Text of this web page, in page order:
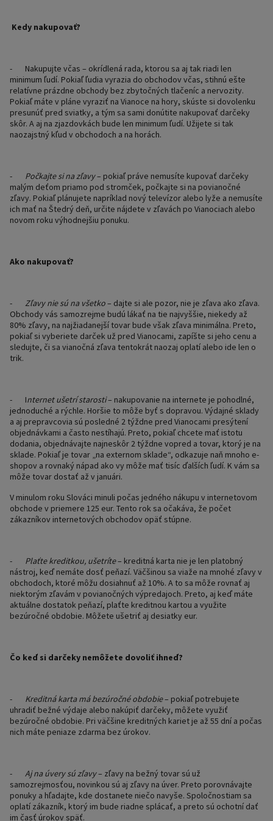
Kedy nakupovať?
-
Nakupujte včas – okrídlená rada, ktorou sa aj tak riadi len
minimum ľudí. Pokiaľ ľudia vyrazia do obchodov včas, stihnú ešte
relatívne prázdne obchody bez zbytočných tlačeníc a nervozity.
Pokiaľ máte v pláne vyraziť na Vianoce na hory, skúste si dovolenku
presunúť pred sviatky, a tým sa sami donútite nakupovať darčeky
skôr. A aj na zjazdovkách bude len minimum ľudí. Užijete si tak
naozajstný kľud v obchodoch a na horách.
- Počkajte si na zľavy– pokiaľ práve nemusíte kupovať darčeky
malým deťom priamo pod stromček, počkajte si na povianočné
zľavy. Pokiaľ plánujete napríklad nový televízor alebo lyže a nemusíte
ich mať na Štedrý deň, určite nájdete v zľavách po Vianociach alebo
novom roku výhodnejšiu ponuku.
Ako nakupovať?
- Zľavy nie sú na všetko– dajte si ale pozor, nie je zľava ako zľava.
Obchody vás samozrejme budú lákať na tie najvyššie, niekedy až
80% zľavy, na najžiadanejší tovar bude však zľava minimálna. Preto,
pokiaľ si vyberiete darček už pred Vianocami, zapíšte si jeho cenu a
sledujte, či sa vianočná zľava tentokrát naozaj oplatí alebo ide len o
trik.
- Internet ušetrí starosti– nakupovanie na internete je pohodlné,
jednoduché a rýchle. Horšie to môže byť s dopravou. Výdajné sklady
a aj prepravcovia sú posledné 2 týždne pred Vianocami presýtení
objednávkami a často nestíhajú. Preto, pokiaľ chcete mať istotu
dodania, objednávajte najneskôr 2 týždne vopred a tovar, ktorý je na
sklade. Pokiaľ je tovar „na externom sklade“, odkazuje naň mnoho e-
shopov a rovnaký nápad ako vy môže mať tisíc ďalších ľudí. K vám sa
môže tovar dostať až v januári.
V minulom roku Slováci minuli počas jedného nákupu v internetovom
obchode v priemere 125 eur. Tento rok sa očakáva, že počet
zákazníkov internetových obchodov opäť stúpne.
- Plaťte kreditkou, ušetríte– kreditná karta nie je len platobný
nástroj, keď nemáte dosť peňazí. Väčšinou sa viaže na mnohé zľavy v
obchodoch, ktoré môžu dosiahnuť až 10%. A to sa môže rovnať aj
niektorým zľavám v povianočných výpredajoch. Preto, aj keď máte
aktuálne dostatok peňazí, plaťte kreditnou kartou a využite
bezúročné obdobie. Môžete ušetriť aj desiatky eur.
Čo keď si darčeky nemôžete dovoliť ihneď?
- Kreditná karta má bezúročné obdobie– pokiaľ potrebujete
uhradiť bežné výdaje alebo nakúpiť darčeky, môžete využiť
bezúročné obdobie. Pri väčšine kreditných kariet je až 55 dní a počas
nich máte peniaze zdarma bez úrokov.
- Aj na úvery sú zľavy– zľavy na bežný tovar sú už
samozrejmosťou, novinkou sú aj zľavy na úver. Preto porovnávajte
ponuky a hľadajte, kde dostanete niečo navyše. Spoločnostiam sa
oplatí zákazník, ktorý im bude riadne splácať, a preto sú ochotní dať
im časť úrokov späť.